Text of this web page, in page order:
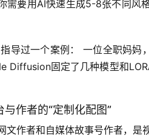
需要用AI快速生成5-8张不同风
导过一个案例：
一位全职妈妈
Diffusion固定了几种模型和
与作者的“定制化配图”
文作者和自媒体故事号作者，是